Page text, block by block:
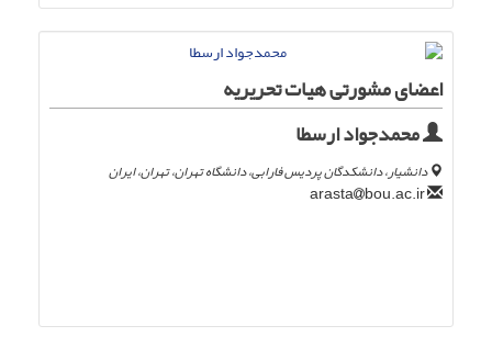
اعضای مشورتی هیات تحریریه
محمدجواد ارسطا
دانشیار، دانشکدگان پردیس فارابی، دانشگاه تهران، تهران، ایران
bou.ac.ir